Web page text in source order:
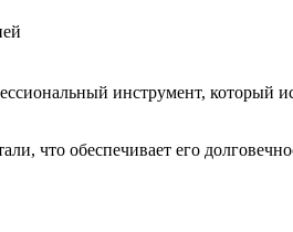
инструмент, который
что обеспечивает его